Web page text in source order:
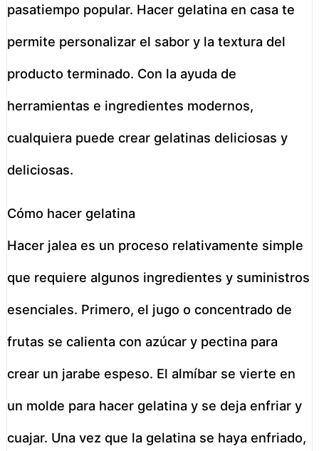
pasatiempo popular. Hacer gelatina en casa te
permite personalizar el sabor y la textura del
producto terminado. Con la ayuda de
herramientas e ingredientes modernos,
cualquiera puede crear gelatinas deliciosas y
deliciosas.
Cómo hacer gelatina
Hacer jalea es un proceso relativamente simple
que requiere algunos ingredientes y suministros
esenciales. Primero, el jugo o concentrado de
frutas se calienta con azúcar y pectina para
crear un jarabe espeso. El almíbar se vierte en
un molde para hacer gelatina y se deja enfriar y
cuajar. Una vez que la gelatina se haya enfriado,